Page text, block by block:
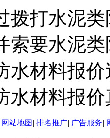
拨打水泥
索要水泥
水材料报
水材料报
网站地图 | 排名推广| 广告服务|